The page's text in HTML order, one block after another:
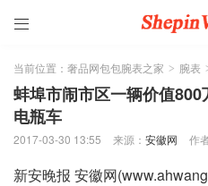

当前位置： 奢品网包包腕表之家 > 腕表
蚌埠市闹市区一辆价值
电瓶车
2017-03-30 13:55 来源： 安徽网 作
新安晚报 安徽网